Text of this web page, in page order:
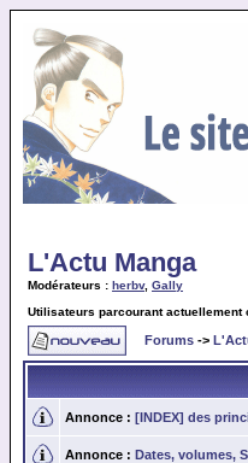
L'Actu Manga
Modérateurs : herbv, Gally
Utilisateurs parcourant actuellement
Forums ->
Annonce : [INDEX] des
Annonce : Dates, volumes,